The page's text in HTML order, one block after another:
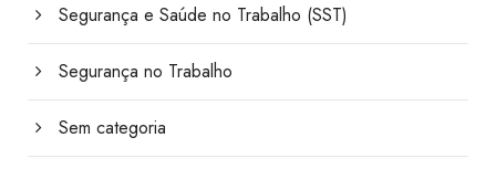
Segurança e Saúde no Trabalho (SST)
Segurança no Trabalho
Sem categoria